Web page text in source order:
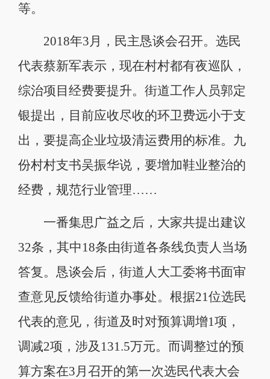
等。
2018年3月，民主恳谈会召开。选民
代表蔡新军表示，现在村村都有夜巡队，
综治项目经费要提升。街道工作人员郭定
银提出，目前应收尽收的环卫费远小于支
出，要提高企业垃圾清运费用的标准。九
份村村支书吴振华说，要增加鞋业整治的
经费，规范行业管理……
一番集思广益之后，大家共提出建议
32条，其中18条由街道各条线负责人当场
答复。恳谈会后，街道人大工委将书面审
查意见反馈给街道办事处。根据21位选民
代表的意见，街道及时对预算调增1项，
调减2项，涉及131.5万元。而调整过的预
算方案在3月召开的第一次选民代表大会